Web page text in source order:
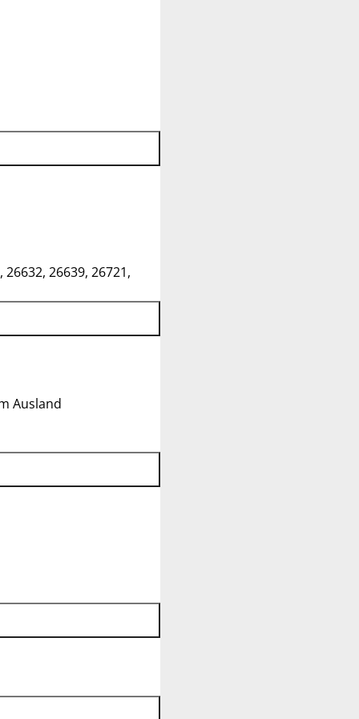
26632, 26639, 26721,
Ausland